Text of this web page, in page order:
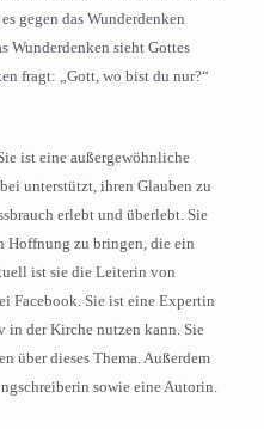
gegen das Wunderdenken
Wunderdenken sieht Gottes
fragt: „Gott, wo bist du nur?“
ist eine außergewöhnliche
unterstützt, ihren Glauben zu
erlebt und überlebt. Sie
Hoffnung zu bringen, die ein
ist sie die Leiterin von
Facebook. Sie ist eine Expertin
in der Kirche nutzen kann. Sie
über dieses Thema. Außerdem
sowie eine Autorin.